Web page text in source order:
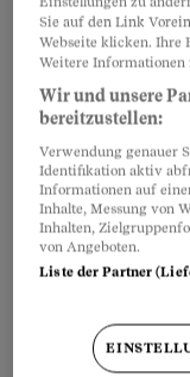
Weiterbildung.
Arbeitgeber
ersetzen, die
entstehen. Bei
auswärtigen
Reisekosten,
geschuldet.
darf
Sie auf den Link
Webseite klicken. Ihre
Weitere Informationen
Wir und unsere
bereitzustellen:
Verwendung genauer
Identifikation aktiv
Informationen auf
Inhalte, Messung von
Inhalten,
von Angeboten.
Liste der Partner